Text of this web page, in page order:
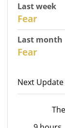
Last week
Fear
Last month
Fear
Next Update